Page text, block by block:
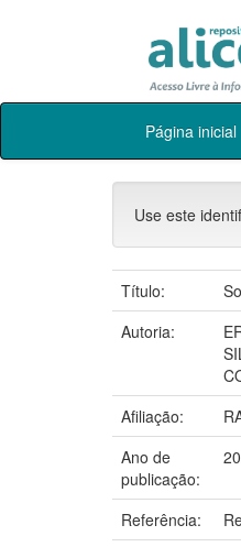
Skip
Página inicial
Use este
Título:
Autoria:
Afiliação:
Ano de
publicação:
Referência: